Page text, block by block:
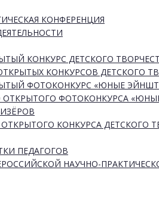
КОНФЕРЕНЦИЯ
КОНКУРС ДЕТСКОГО
КОНКУРСОВ ДЕТСКОГО
ФОТОКОНКУРС «ЮНЫЕ
ОТКРЫТОГО ФОТОКОНКУРСА
КОНКУРСА ДЕТСКОГО
ПЕДАГОГОВ
НАУЧНО-